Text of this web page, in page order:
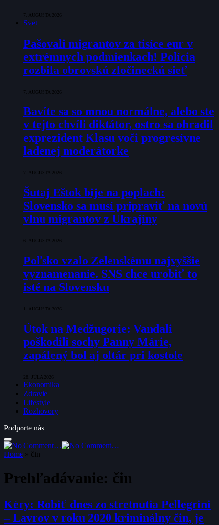
7. AUGUSTA 2026
Svet
Pašovali migrantov za tisíce eur v
extrémnych podmienkach! Polícia
rozbila obrovskú zločineckú sieť
7. AUGUSTA 2026
Bavíte sa so mnou normálne, alebo ste
v tejto chvíli diktátor, ostro sa ohradil
exprezident Klasu voči progresívne
ladenej moderátorke
7. AUGUSTA 2026
Šutaj Eštok bije na poplach:
Slovensko sa musí pripraviť na novú
vlnu migrantov z Ukrajiny
6. AUGUSTA 2026
Poľsko vzalo Zelenskému najvyššie
vyznamenanie. SNS chce urobiť to
isté na Slovensku
1. AUGUSTA 2026
Útok na Medžugorie: Vandali
poškodili sochy Panny Márie,
zapálený bol aj oltár pri kostole
28. JÚLA 2026
Ekonomika
Zdravie
Lifestyle
Rozhovory
Podporte nás
Home » čin
Prehľadávanie: čin
Kéry: Robiť dnes zo stretnutia Pellegrini
– Lavrov v roku 2020 kriminálny čin, je